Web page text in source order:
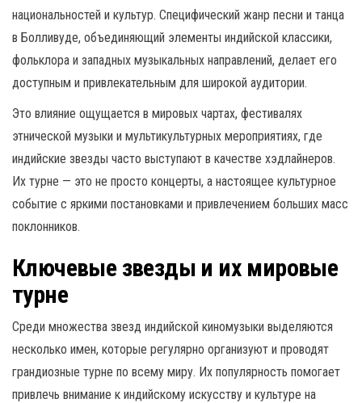
национальностей и культур. Специфический жанр песни и танца
в Болливуде, объединяющий элементы индийской классики,
фольклора и западных музыкальных направлений, делает его
доступным и привлекательным для широкой аудитории.
Это влияние ощущается в мировых чартах, фестивалях
этнической музыки и мультикультурных мероприятиях, где
индийские звезды часто выступают в качестве хэдлайнеров.
Их турне — это не просто концерты, а настоящее культурное
событие с яркими постановками и привлечением больших масс
поклонников.
Ключевые звезды и их мировые
турне
Среди множества звезд индийской киномузыки выделяются
несколько имен, которые регулярно организуют и проводят
грандиозные турне по всему миру. Их популярность помогает
привлечь внимание к индийскому искусству и культуре на